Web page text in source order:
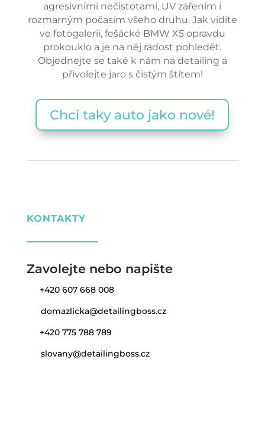
agresivními nečistotami, UV zářením i
rozmarným počasím všeho druhu. Jak vidíte
ve fotogalerii, fešácké BMW X5 opravdu
prokouklo a je na něj radost pohledět.
Objednejte se také k nám na detailing a
přivolejte jaro s čistým štítem!
Chci taky auto jako nové!
KONTAKTY
Zavolejte nebo napište
+420 607 668 008
domazlicka@detailingboss.cz
+420 775 788 789
slovany@detailingboss.cz